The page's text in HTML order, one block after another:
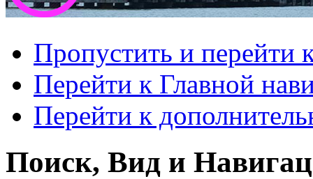
Пропустить и перейти
Перейти к Главной
Перейти к
Поиск, Вид и